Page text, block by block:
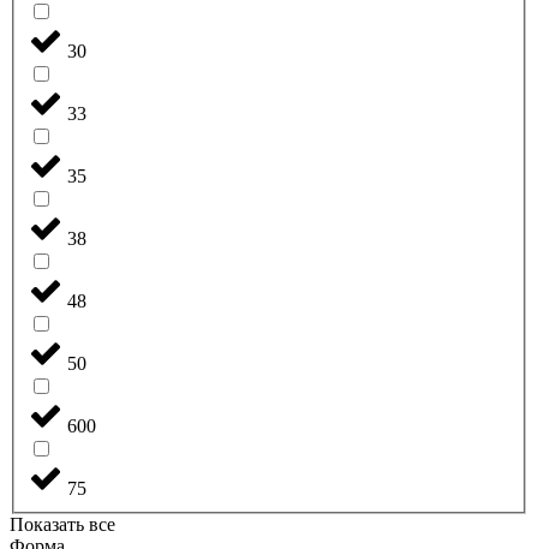
30
33
35
38
48
50
600
75
Показать все